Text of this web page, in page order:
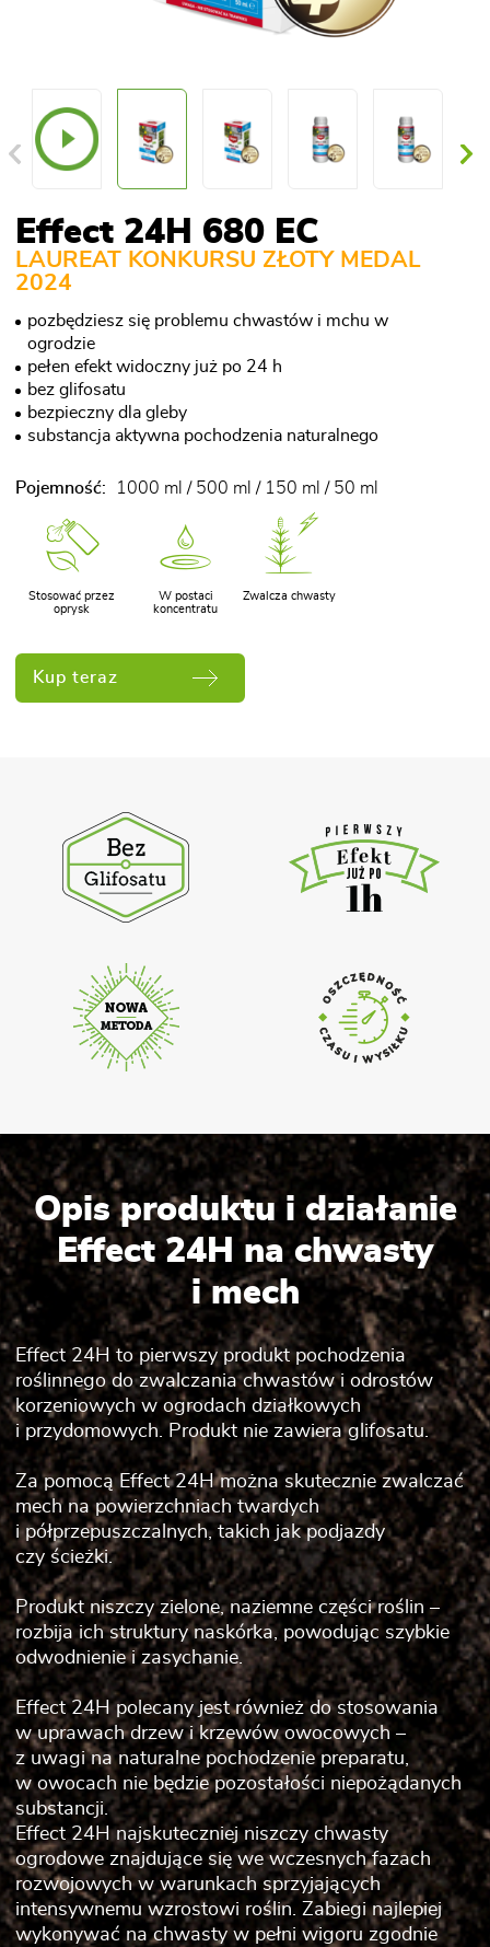
Effect 24H 680 EC
LAUREAT KONKURSU ZŁOTY MEDAL
2024
pozbędziesz się problemu chwastów i mchu w
ogrodzie
pełen efekt widoczny już po 24 h
bez glifosatu
bezpieczny dla gleby
substancja aktywna pochodzenia naturalnego
Pojemność: 1000 ml / 500 ml / 150 ml / 50 ml
Stosować przez
oprysk
W postaci
koncentratu
Zwalcza chwasty
Kup teraz
Opis produktu i działanie
Effect 24H na chwasty
i mech
Effect 24H to pierwszy produkt pochodzenia
roślinnego do zwalczania chwastów i odrostów
korzeniowych w ogrodach działkowych
i przydomowych. Produkt nie zawiera glifosatu.
Za pomocą Effect 24H można skutecznie zwalczać
mech na powierzchniach twardych
i półprzepuszczalnych, takich jak podjazdy
czy ścieżki.
Produkt niszczy zielone, naziemne części roślin –
rozbija ich struktury naskórka, powodując szybkie
odwodnienie i zasychanie.
Effect 24H polecany jest również do stosowania
w uprawach drzew i krzewów owocowych –
z uwagi na naturalne pochodzenie preparatu,
w owocach nie będzie pozostałości niepożądanych
substancji.
Effect 24H najskuteczniej niszczy chwasty
ogrodowe znajdujące się we wczesnych fazach
rozwojowych w warunkach sprzyjających
intensywnemu wzrostowi roślin. Zabiegi najlepiej
wykonywać na chwasty w pełni wigoru zgodnie